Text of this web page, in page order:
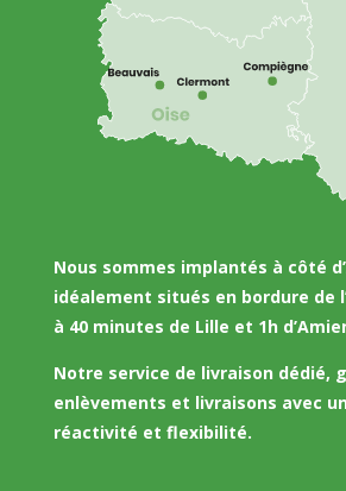
Nous sommes implantés à côté
idéalement situés en bordure de
à 40 minutes de Lille et 1h
Notre service de livraison dédié,
enlèvements et livraisons avec
réactivité et flexibilité.